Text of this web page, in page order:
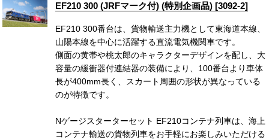
EF210 300 (JRFマーク付) (特別企画品) [3092-2]
EF210 300番台は、貨物輸送主力機として東海道本線、
山陽本線を中心に活躍する直流電気機関車です。
側面の黄帯や桃太郎のキャラクターデザインを配し、大
容量の緩衝器付連結器の装備により、100番台より車体
長が400mm長く、スカート周囲の形状が異なっている
のが特徴です。
Nゲージスターターセット EF210コンテナ列車は、海上
コンテナ輸送の貨物列車をお手軽にお楽しみいただける